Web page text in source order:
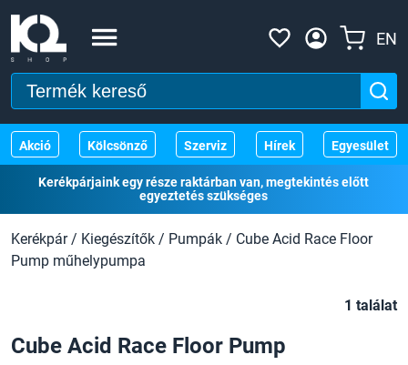
EN
Akció Kölcsönző Szerviz Hírek Egyesület
Kerékpárjaink egy része raktárban van, megtekintés előtt
egyeztetés szükséges
Kerékpár / Kiegészítők / Pumpák / Cube Acid Race Floor
Pump műhelypumpa
1 találat
Cube Acid Race Floor Pump